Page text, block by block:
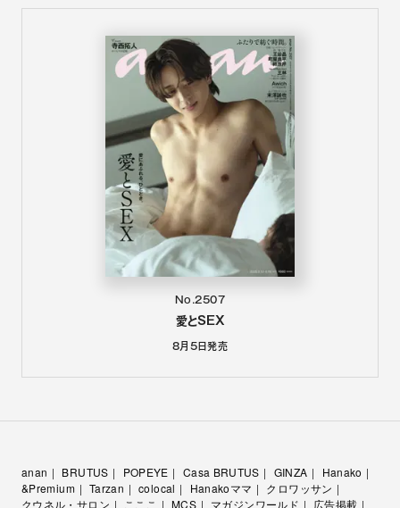
No.2507
愛とSEX
8月5日発売
anan BRUTUS POPEYE Casa BRUTUS GINZA
Hanako
&Premium
Tarzan colocal Hanakoママ
クロワッサン
クウネル・サロン
こここ MCS マガジンワールド 広告掲載